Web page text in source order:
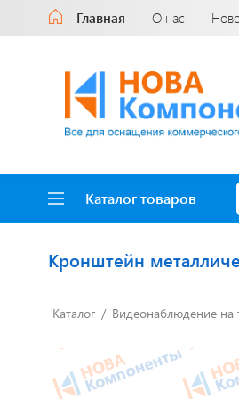
Главная О нас
Каталог товаров
Доставка
с нами
Кронштейн
Каталог Видеонаблюдение на